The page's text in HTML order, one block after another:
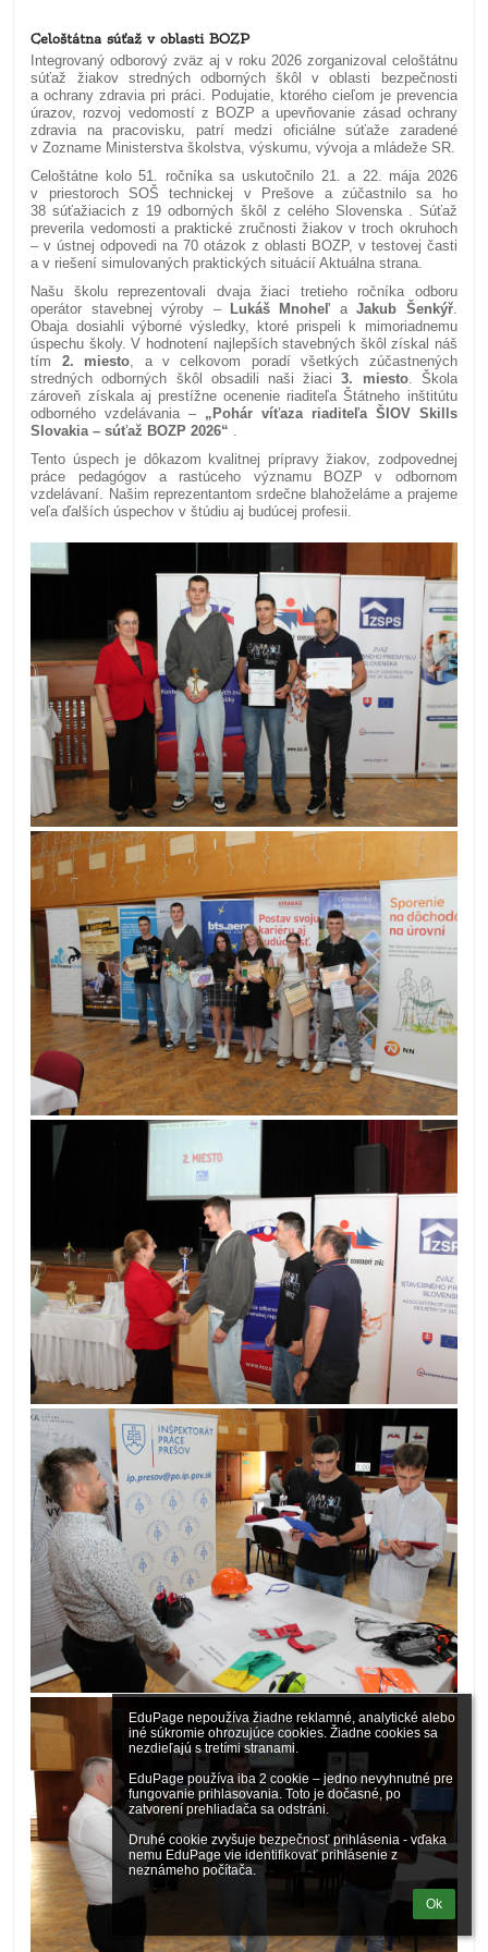
EduPage nepoužíva žiadne reklamné, analytické alebo
iné súkromie ohrozujúce cookies. Žiadne cookies sa
nezdieľajú s tretími stranami.
EduPage používa iba 2 cookie – jedno nevyhnutné pre
fungovanie prihlasovania. Toto je dočasné, po
zatvorení prehliadača sa odstráni.
Druhé cookie zvyšuje bezpečnosť prihlásenia - vďaka
nemu EduPage vie identifikovať prihlásenie z
neznámeho počítača.
Ok
Celoštátna súťaž v oblasti BOZP
Integrovaný odborový zväz aj v roku 2026 zorganizoval celoštátnu
súťaž žiakov stredných odborných škôl v oblasti bezpečnosti
a ochrany zdravia pri práci. Podujatie, ktorého cieľom je prevencia
úrazov, rozvoj vedomostí z BOZP a upevňovanie zásad ochrany
zdravia na pracovisku, patrí medzi oficiálne súťaže zaradené
v Zozname Ministerstva školstva, výskumu, vývoja a mládeže SR.
Celoštátne kolo 51. ročníka sa uskutočnilo 21. a 22. mája 2026
v priestoroch SOŠ technickej v Prešove a zúčastnilo sa ho
38 súťažiacich z 19 odborných škôl z celého Slovenska . Súťaž
preverila vedomosti a praktické zručnosti žiakov v troch okruhoch
– v ústnej odpovedi na 70 otázok z oblasti BOZP, v testovej časti
a v riešení simulovaných praktických situácií Aktuálna strana.
Našu školu reprezentovali dvaja žiaci tretieho ročníka odboru
operátor stavebnej výroby –
Lukáš Mnoheľ a Jakub Šenkýř.
Obaja dosiahli výborné výsledky, ktoré prispeli k mimoriadnemu
úspechu školy. V hodnotení najlepších stavebných škôl získal náš
tím
2. miesto, a v celkovom poradí všetkých zúčastnených
stredných odborných škôl obsadili naši žiaci
3. miesto. Škola
zároveň získala aj prestížne ocenenie riaditeľa Štátneho inštitútu
odborného vzdelávania – „Pohár víťaza riaditeľa ŠIOV Skills
Slovakia – súťaž BOZP 2026“ .
Tento úspech je dôkazom kvalitnej prípravy žiakov, zodpovednej
práce pedagógov a rastúceho významu BOZP v odbornom
vzdelávaní. Našim reprezentantom srdečne blahoželáme a prajeme
veľa ďalších úspechov v štúdiu aj budúcej profesii.